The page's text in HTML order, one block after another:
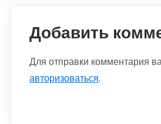
Добавить
Для отправки комментария
авторизоваться.